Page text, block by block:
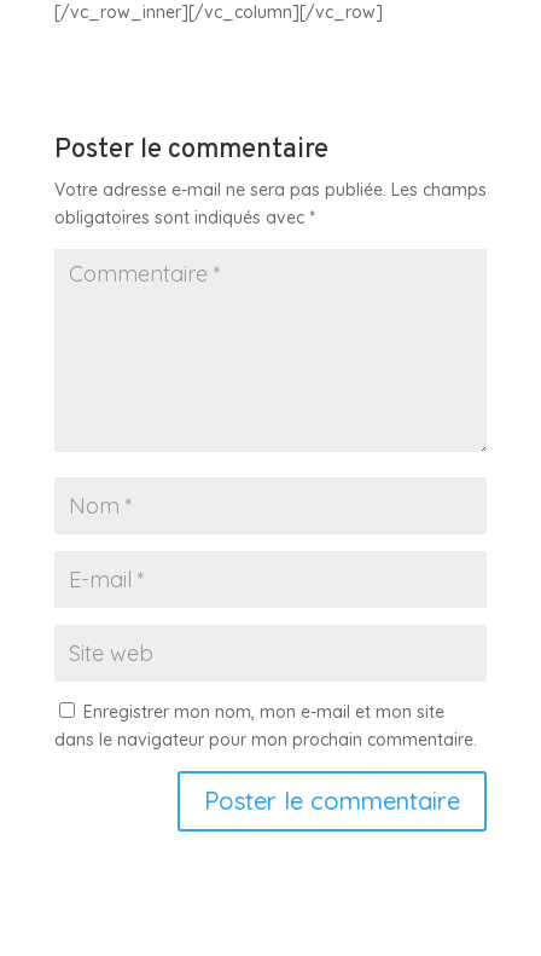
[/vc_row_inner][/vc_column][/vc_row]
Poster le commentaire
Votre adresse e-mail ne sera pas publiée. Les champs
obligatoires sont indiqués avec *
Enregistrer mon nom, mon e-mail et mon site
dans le navigateur pour mon prochain commentaire.